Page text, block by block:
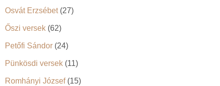
Osvát Erzsébet(27)
Őszi versek (62)
Petőfi Sándor (24)
Pünkösdi versek (11)
Romhányi József(15)